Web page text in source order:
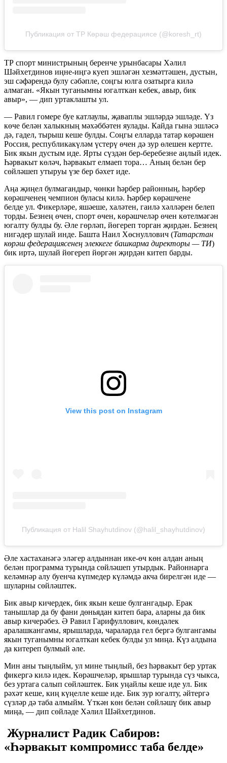
Публикация от ТР Көрәш федерациясе (@koresh_rt)
ТР спорт министрының беренче урынбасары Хәлил
Шәйхетдинов иңне-иңгә куеп эшләгән хезмәттәшен, дустын,
эш сәфәрендә булу сәбәпле, соңгы юлга озатырга килә
алмаган. «Якын туганымны югалткан кебек, авыр, бик
авыр», — дип уртаклашты ул.
— Равил гомере буе катлаулы, җаваплы эшләрдә эшләде. Үз
көче белән халыкның мәхәббәтен яулады. Кайда гына эшләсә
дә, гадел, тырыш кеше булды. Соңгы елларда татар көрәшен
Россия, республикакүләм үстерү өчен дә зур өлешен кертте.
Бик якын дустым иде. Ярты сүздән бер-беребезне аңлый идек.
Һәрвакыт көләч, һәрвакыт елмаеп тора… Аның белән бер
сөйләшеп утыруы үзе бер бәхет иде.
Аңа җиңел булмагандыр, чөнки һәрбер районның, һәрбер
көрәшченең чемпион буласы килә. Һәрбер көрәшчене
белде ул. Фикерләре, яшәеше, халәтен, гаилә хәлләрен белеп
торды. Безнең өчен, спорт өчен, көрәшчеләр өчен көтелмәгән
югалту булды бу. Әле гөрләп, йөгереп торган җирдән. Безнең
нигәдер шулай инде. Башта Наил Хөснуллович (Татарстан
көрәш федерациясенең элеккеге башкарма директоры — ТИ)
бик иртә, шулай йөгереп йөргән җирдән китеп барды.
View this post on Instagram
Публикация от Halil Shayhutdinov (@halil_shayhutdinov)
Әле хастаханәгә эләгер алдыннан ике-өч көн алдан аның
белән программа турында сөйләшеп утырдык. Районнарга
келәмнәр алу буенча күпмедер күләмдә акча бирелгән иде —
шуларны сөйләштек.
Бик авыр кичердек, бик якын кеше булгангадыр. Ерак
танышлар да бу фани дөньядан китеп бара, аларны да бик
авыр кичерәбез. Ә Равил Гарифуллович, көндәлек
аралашкангамы, ярышларда, чараларда гел бергә булгангамы
якын туганымны югалткан кебек булды ул миңа. Күз алдына
да китереп булмый әле.
Мин аны тыңлыйм, ул мине тыңлый, без һәрвакыт бер уртак
фикергә килә идек. Көрәшчеләр, ярышлар турында сүз чыкса,
без уртага салып сөйләштек. Бик уңайлы кеше иде ул. Бик
рәхәт кеше, киң күңелле кеше иде. Бик зур югалту, әйтергә
сүзләр дә таба алмыйм. Үткән көн белән сөйләшү бик авыр
миңа, — дип сөйләде Хәлил Шәйхетдинов.
Журналист Радик Сабиров:
«Һәрвакыт компромисс таба белде»